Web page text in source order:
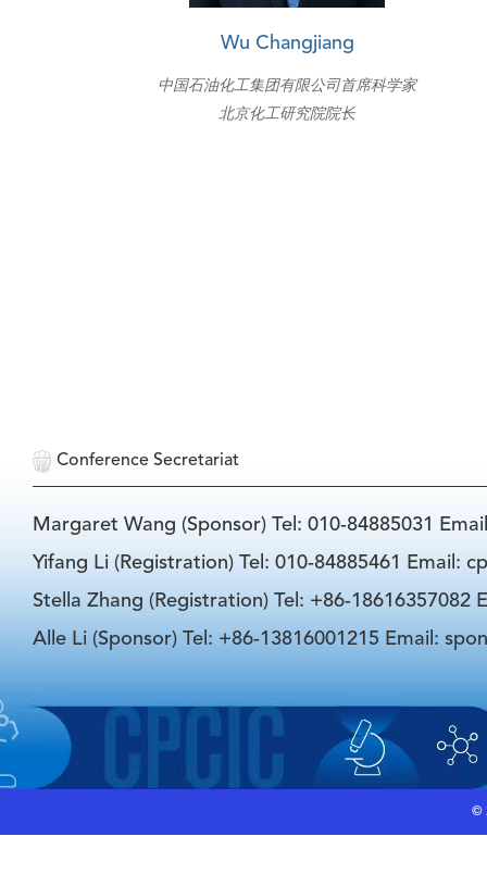
Wu Changjiang
中国石油化工集团有限公司首席科学家
北京化工研究院院长
Conference Secretariat
Margaret Wang (Sponsor) Tel: 010-84885031
Yifang Li (Registration) Tel: 010-84885461 Email:
Stella Zhang (Registration) Tel: +86-18616357082
Alle Li (Sponsor) Tel: +86-13816001215 Email:
©